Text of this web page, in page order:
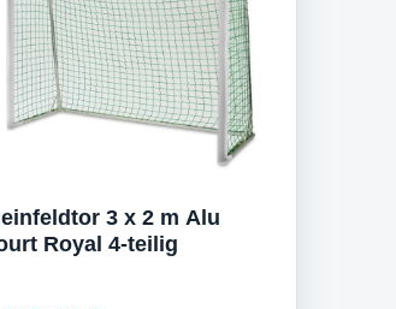
3 x 2 m Alu
Court Royal 4-teilig